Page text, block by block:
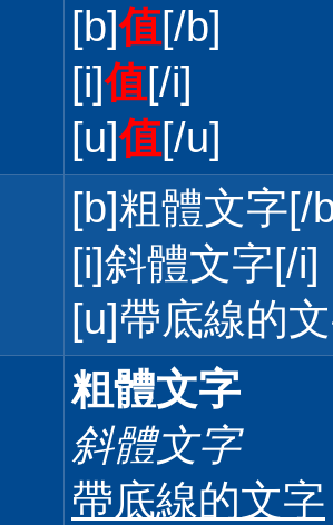
[b]值[/b]
[i]值[/i]
[u]值[/u]
[b]粗體文字[/
[i]斜體文字[/i]
[u]帶底線的
粗體文字
斜體文字
帶底線的文字